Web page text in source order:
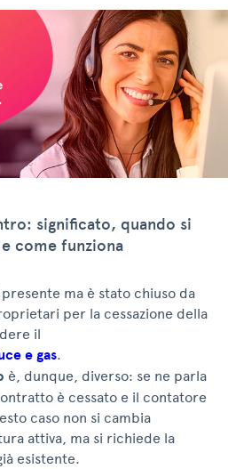
significato, quando si
come funziona
ma è stato chiuso da
per la cessazione della
il
e gas.
è, dunque, diverso: se ne parla
è cessato e il contatore
caso non si cambia
attiva, ma si richiede la
esistente.